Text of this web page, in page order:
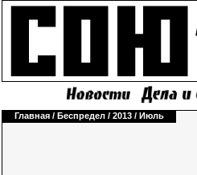
Главная / Беспредел / 2013 / Июль